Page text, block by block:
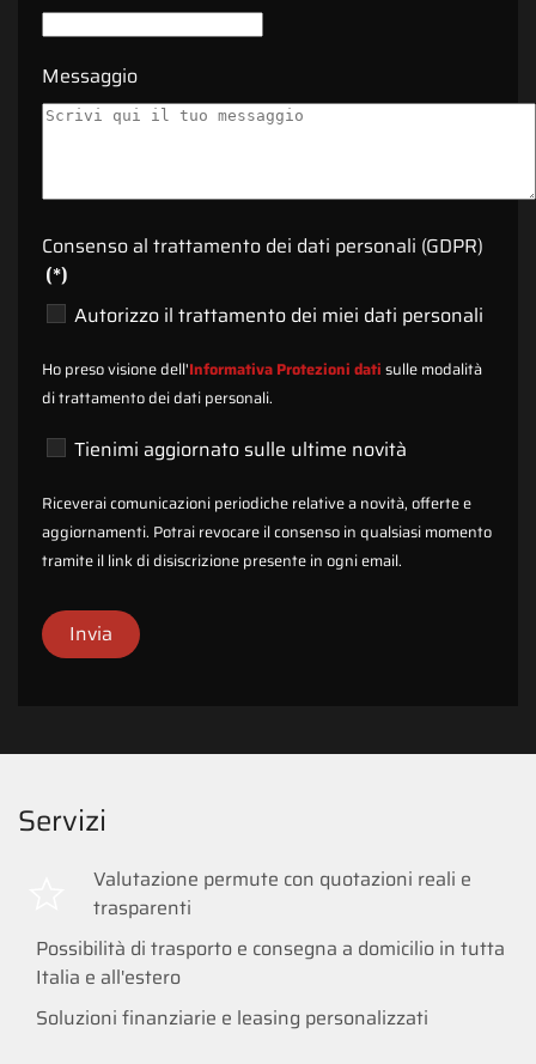
Messaggio
Consenso al trattamento dei dati personali (GDPR)
(*)
Autorizzo il trattamento dei miei dati personali
Ho preso visione dell'Informativa Protezioni datisulle modalità
di trattamento dei dati personali.
Tienimi aggiornato sulle ultime novità
Riceverai comunicazioni periodiche relative a novità, offerte e
aggiornamenti. Potrai revocare il consenso in qualsiasi momento
tramite il link di disiscrizione presente in ogni email.
Invia
Servizi
Valutazione permute con quotazioni reali e
trasparenti
Possibilità di trasporto e consegna a domicilio in tutta
Italia e all'estero
Soluzioni finanziarie e leasing personalizzati